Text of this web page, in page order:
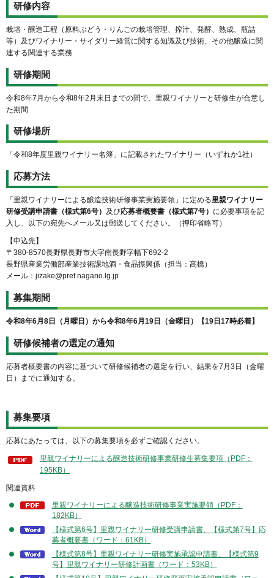
研修内容
栽培・醸造工程（原料ぶどう・りんごの栽培管理、搾汁、発酵、熟成、瓶詰
等）及びワイナリー・サイダリー経営に関する知識及び技術、その他醸造に関
連する関連する業務
研修期間
令和8年7月から令和8年2月末日までの間で、里親ワイナリーと研修生が合意し
た期間
研修場所
「令和8年度里親ワイナリー名簿」に記載されたワイナリー（いずれか1社）
応募方法
「里親ワイナリーによる醸造技術研修事業実施要領」に定める里親ワイナリー
研修受講申請書（様式第6号） 及び応募者概要書（様式第7号） に必要事項を記
入し、以下の宛先へメール又は郵送してください。（押印省略可）
【申込先】
〒380-8570長野県長野市大字南長野字幅下692-2
長野県産業労働部産業技術課地酒・食品振興係（担当：高橋）
メール：jizake@pref.nagano.lg.jp
募集期間
令和8年6月8日（月曜日）から令和8年6月19日（金曜日）【19日17時必着】
研修候補者の選定の通知
応募者概要書の内容に基づいて研修候補者の選定を行い、結果を7月3日（金曜
日）までに通知する。
募集要項
応募にあたっては、以下の募集要項を必ずご確認ください。
里親ワイナリーによる醸造技術研修事業研修生募集要項（PDF：
195KB）
関連資料
里親ワイナリーによる醸造技術研修事業実施要領（PDF：
182KB）
【様式第6号】里親ワイナリー研修受講申請書、【様式第7号】応
募者概要書（ワード：61KB）
【様式第8号】里親ワイナリー研修実施承認申請書、【様式第9
号】里親ワイナリー研修計画書（ワード：53KB）